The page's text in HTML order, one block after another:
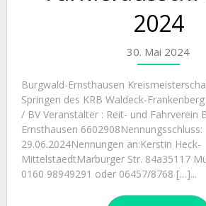
2024
30. Mai 2024
Burgwald-Ernsthausen
Springen des KRB Waldeck-
/ BV Veranstalter : Reit- und Fahrverein
Ernsthausen 6602908Nennungsschluss:
29.06.2024Nennungen an:Kerstin Heck-
MittelstaedtMarburger Str. 84a35117
0160 98949291 oder 06457/8768 […]...